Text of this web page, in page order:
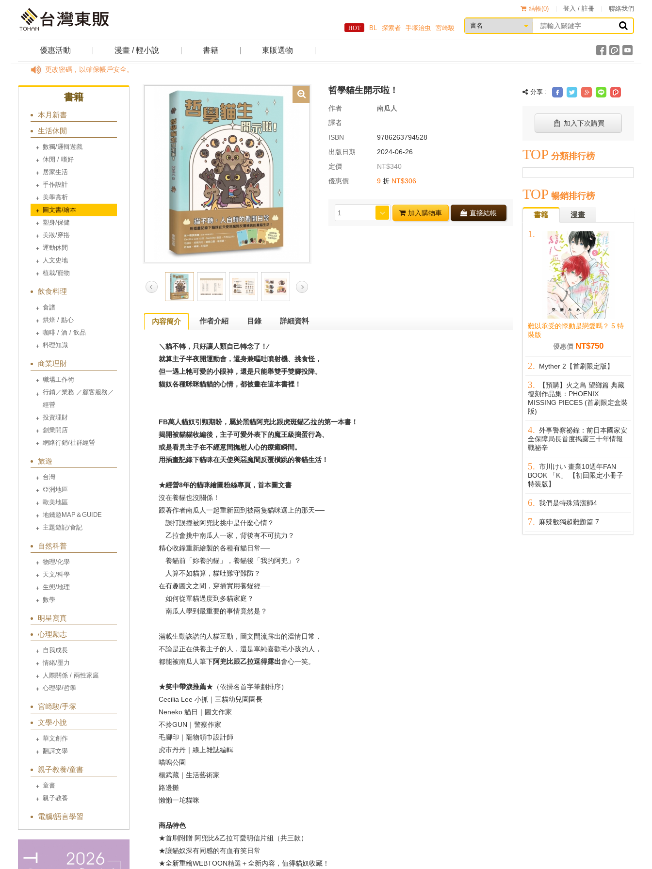
結帳(0) 登入 / 註冊 聯絡我們
BL 探索者 手塚治虫 宮崎駿
優惠活動 漫畫 / 輕小說 書籍 東販選物
定期更改密碼，以確保帳戶安全。
書籍
本月新書
生活休閒
數獨/邏輯遊戲
休閒 / 嗜好
居家生活
手作設計
美學賞析
圖文書/繪本
塑身/保健
美妝/穿搭
運動休閒
人文史地
植栽/寵物
飲食料理
食譜
烘焙 / 點心
咖啡 / 酒 / 飲品
料理知識
商業理財
職場工作術
行銷／業務 ／顧客服務／
經營
投資理財
創業開店
網路行銷/社群經營
旅遊
台灣
亞洲地區
歐美地區
地鐵遊MAP＆GUIDE
主題遊記/食記
自然科普
物理/化學
天文/科學
生態/地理
數學
明星寫真
心理勵志
自我成長
情緒/壓力
人際關係 / 兩性家庭
心理學/哲學
宮﨑駿/手塚
文學小說
華文創作
翻譯文學
親子教養/童書
童書
親子教養
電腦/語言學習
哲學貓生開示啦！
作者
南瓜人
譯者
ISBN
9786263794528
出版日期
2024-06-26
定價
NT$340
優惠價
9 折 NT$306
加入購物車 直接結帳
內容簡介 作者介紹 目錄 詳細資料
＼貓不轉，只好讓人類自己轉念了！∕
就算主子半夜開運動會，還身兼嘔吐噴射機、挑食怪，
但一遇上牠可愛的小眼神，還是只能舉雙手雙腳投降。
貓奴各種咪咪貓貓的心情，都被畫在這本書裡！
FB萬人貓奴引頸期盼，屬於黑貓阿兜比跟虎斑貓乙拉的第一本書！
揭開被貓貓收編後，主子可愛外表下的魔王級搗蛋行為、
或是看見主子在不經意間撫慰人心的療癒瞬間。
用插畫記錄下貓咪在天使與惡魔間反覆橫跳的養貓生活！
★經營8年的貓咪繪圖粉絲專頁，首本圖文書
沒在養貓也沒關係！
跟著作者南瓜人一起重新回到被兩隻貓咪選上的那天──
誤打誤撞被阿兜比挑中是什麼心情？
乙拉會挑中南瓜人一家，背後有不可抗力？
精心收錄重新繪製的各種有貓日常──
養貓前「妳養的貓」，養貓後「我的阿兜」？
人算不如貓算，貓吐難守難防？
在有趣圖文之間，穿插實用養貓經──
如何從單貓過度到多貓家庭？
南瓜人學到最重要的事情竟然是？
滿載生動詼諧的人貓互動，圖文間流露出的溫情日常，
不論是正在供養主子的人，還是單純喜歡毛小孩的人，
都能被南瓜人筆下阿兜比跟乙拉逗得露出會心一笑。
★笑中帶淚推薦★ （依掛名首字筆劃排序）
Cecilia Lee 小抓｜三貓幼兒園園長
Neneko 貓日｜圖文作家
不拎GUN｜警察作家
毛腳印｜寵物領巾設計師
虎市丹丹｜線上雜誌編輯
喵嗚公園
楊武藏｜生活藝術家
路邊攤
懶懶一坨貓咪
商品特色
★首刷附贈 阿兜比&乙拉可愛明信片組（共三款）
★讓貓奴深有同感的有血有笑日常
★全新重繪WEBTOON精選＋全新內容，值得貓奴收藏！
分享 :
加入下次購買
TOP 分類排行榜
TOP 暢銷排行榜
書籍 漫畫
難以承受的悸動是戀愛嗎？ 5 特
裝版
優惠價 NT$750
Myther 2【首刷限定版】
【預購】火之鳥 望鄉篇 典藏
復刻作品集：PHOENIX
MISSING PIECES (首刷限定盒裝
版)
外事警察祕錄：前日本國家安
全保障局長首度揭露三十年情報
戰祕辛
市川けい 畫業10週年FAN
BOOK 「K」 【初回限定小冊子
特装版】
我們是特殊清潔師4
麻辣數獨超難題篇 7